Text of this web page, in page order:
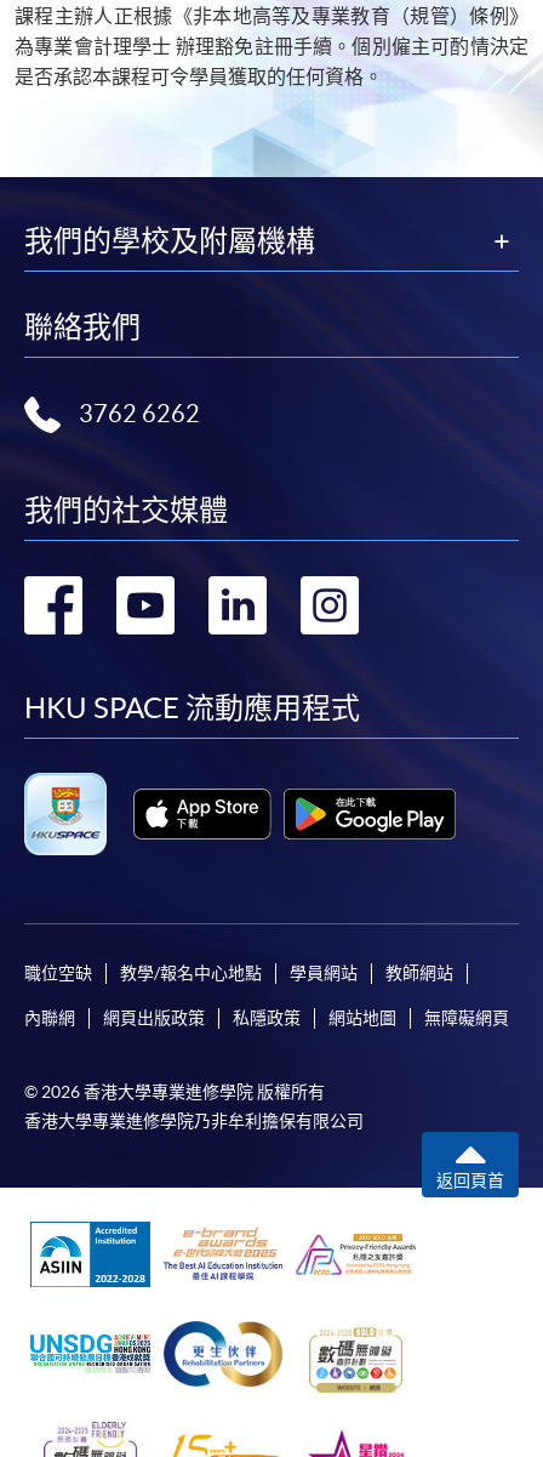
課程主辦人正根據《非本地高等及專業教育（規管）條例》
為專業會計理學士 辦理豁免註冊手續。個別僱主可酌情決定
是否承認本課程可令學員獲取的任何資格。
我們的學校及附屬機構
聯絡我們
3762 6262
我們的社交媒體
轉
facebook
轉
youtube
轉
linkedin
轉
HKU SPACE 流動應用程式
職位空缺 教學/報名中心地點 學員網站 教師網站
內聯網 網頁出版政策 私隱政策 網站地圖 無障礙網頁
© 2026 香港大學專業進修學院 版權所有
香港大學專業進修學院乃非牟利擔保有限公司
返回頁首